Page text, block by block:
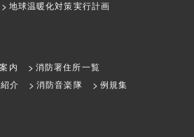
地球温暖化対策実行計画
内
消防署住所一覧
介
消防音楽隊 例規集